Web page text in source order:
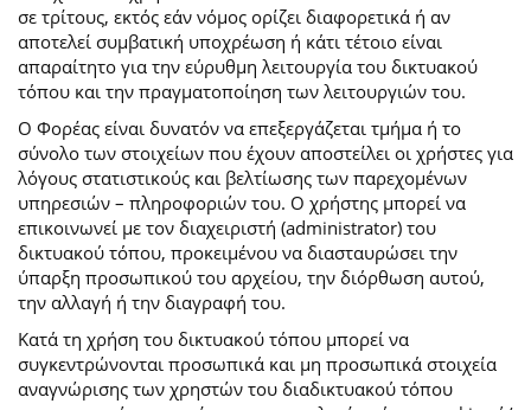
σε τρίτους, εκτός εάν νόμος ορίζει διαφορετικά ή αν
αποτελεί συμβατική υποχρέωση ή κάτι τέτοιο είναι
απαραίτητο για την εύρυθμη λειτουργία του δικτυακού
τόπου και την πραγματοποίηση των λειτουργιών του.
Ο Φορέας είναι δυνατόν να επεξεργάζεται τμήμα ή το
σύνολο των στοιχείων που έχουν αποστείλει οι χρήστες για
λόγους στατιστικούς και βελτίωσης των παρεχομένων
υπηρεσιών – πληροφοριών του. Ο χρήστης μπορεί να
επικοινωνεί με τον διαχειριστή (administrator) του
δικτυακού τόπου, προκειμένου να διασταυρώσει την
ύπαρξη προσωπικού του αρχείου, την διόρθωση αυτού,
την αλλαγή ή την διαγραφή του.
Κατά τη χρήση του δικτυακού τόπου μπορεί να
συγκεντρώνονται προσωπικά και μη προσωπικά στοιχεία
αναγνώρισης των χρηστών του διαδικτυακού τόπου